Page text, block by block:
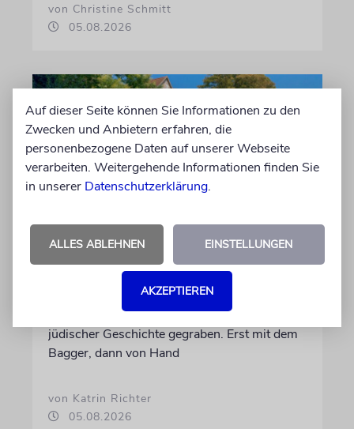
von Christine Schmitt
05.08.2026
ERFURT
Schicht um Schicht
Dort, wo eben noch Parkplätze waren, wird
seit wenigen Tagen nach einem Stück
jüdischer Geschichte gegraben. Erst mit dem
Bagger, dann von Hand
von Katrin Richter
05.08.2026
Auf dieser Seite können Sie Informationen zu den
Zwecken und Anbietern erfahren, die
personenbezogene Daten auf unserer Webseite
verarbeiten. Weitergehende Informationen finden Sie
in unserer Datenschutzerklärung.
ALLES ABLEHNEN EINSTELLUNGEN
AKZEPTIEREN